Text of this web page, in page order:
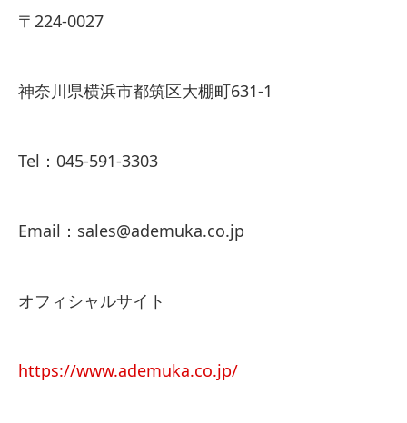
〒224-0027
神奈川県横浜市都筑区大棚町631-1
Tel：045-591-3303
Email：sales@ademuka.co.jp
オフィシャルサイト
https://www.ademuka.co.jp/